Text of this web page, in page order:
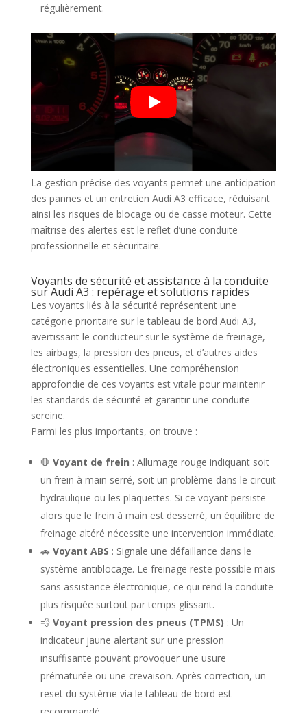
régulièrement.
La gestion précise des voyants permet une anticipation
des pannes et un entretien Audi A3 efficace, réduisant
ainsi les risques de blocage ou de casse moteur. Cette
maîtrise des alertes est le reflet d’une conduite
professionnelle et sécuritaire.
Voyants de sécurité et assistance à la conduite
sur Audi A3 : repérage et solutions rapides
Les voyants liés à la sécurité représentent une
catégorie prioritaire sur le tableau de bord Audi A3,
avertissant le conducteur sur le système de freinage,
les airbags, la pression des pneus, et d’autres aides
électroniques essentielles. Une compréhension
approfondie de ces voyants est vitale pour maintenir
les standards de sécurité et garantir une conduite
sereine.
Parmi les plus importants, on trouve :
🛑 Voyant de frein : Allumage rouge indiquant soit
un frein à main serré, soit un problème dans le circuit
hydraulique ou les plaquettes. Si ce voyant persiste
alors que le frein à main est desserré, un équilibre de
freinage altéré nécessite une intervention immédiate.
🚗 Voyant ABS : Signale une défaillance dans le
système antiblocage. Le freinage reste possible mais
sans assistance électronique, ce qui rend la conduite
plus risquée surtout par temps glissant.
💨 Voyant pression des pneus (TPMS) : Un
indicateur jaune alertant sur une pression
insuffisante pouvant provoquer une usure
prématurée ou une crevaison. Après correction, un
reset du système via le tableau de bord est